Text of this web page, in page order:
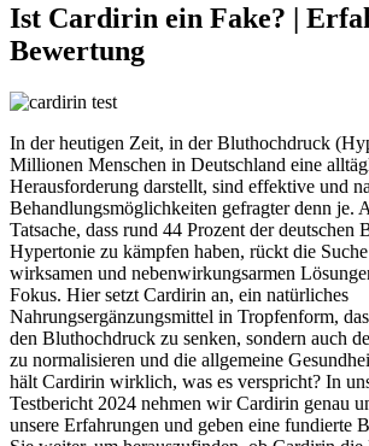
Ist Cardirin ein Fake? |
Bewertung
In der heutigen Zeit, in der Bluthochdruck
Millionen Menschen in Deutschland eine
Herausforderung darstellt, sind effektive und
Behandlungsmöglichkeiten gefragter denn je.
Tatsache, dass rund 44 Prozent der deutschen
Hypertonie zu kämpfen haben, rückt die
wirksamen und nebenwirkungsarmen
Fokus. Hier setzt Cardirin an, ein natürliches
Nahrungsergänzungsmittel in Tropfenform,
den Bluthochdruck zu senken, sondern auch
zu normalisieren und die allgemeine
hält Cardirin wirklich, was es verspricht? In
Testbericht 2024 nehmen wir Cardirin genau
unsere Erfahrungen und geben eine fundierte